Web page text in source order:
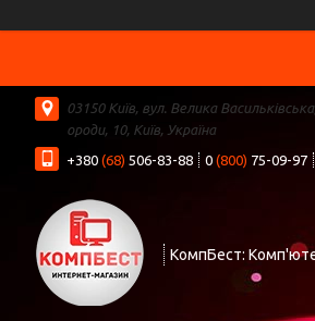
03150 Київ, вул. Велика
ороди, 10, Київ, Україна
+380 (68) 506-83-88 0 (800) 75-09-97
КомпБест: